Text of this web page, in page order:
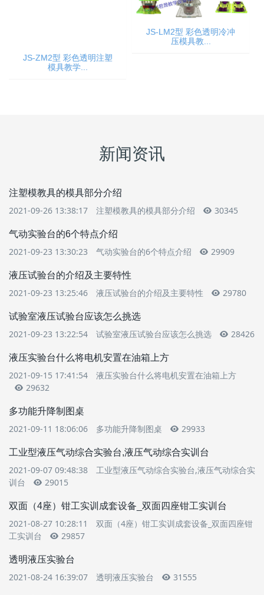
JS-ZM2型 彩色透明注塑
模具教学...
JS-LM2型 彩色透明冷冲
压模具教...
新闻资讯
注塑模教具的模具部分介绍
2021-09-26 13:38:17 注塑模教具的模具部分介绍 30345
气动实验台的6个特点介绍
2021-09-23 13:30:23 气动实验台的6个特点介绍 29909
液压试验台的介绍及主要特性
2021-09-23 13:25:46 液压试验台的介绍及主要特性 29780
试验室液压试验台应该怎么挑选
2021-09-23 13:22:54 试验室液压试验台应该怎么挑选 28426
液压实验台什么将电机安置在油箱上方
2021-09-15 17:41:54
液压实验台什么将电机安置在油箱上方
29632
多功能升降制图桌
2021-09-11 18:06:06 多功能升降制图桌 29933
工业型液压气动综合实验台,液压气动综合实训台
2021-09-07 09:48:38
工业型液压气动综合实验台,液压气动综合实
训台
29015
双面（4座）钳工实训成套设备_双面四座钳工实训台
2021-08-27 10:28:11
双面（4座）钳工实训成套设备_双面四座钳
工实训台
29857
透明液压实验台
2021-08-24 16:39:07 透明液压实验台 31555